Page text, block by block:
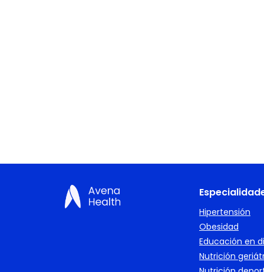
Hipertensión
Obesidad
Educación en
Nutrición